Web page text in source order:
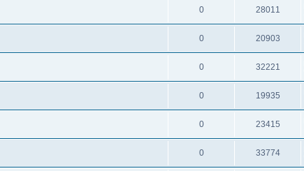
0 28011
0 20903
0 32221
0 19935
0 23415
0 33774